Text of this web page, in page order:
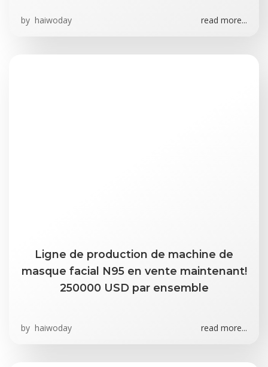
by haiwoday read more...
Ligne de production de machine de
masque facial N95 en vente maintenant!
250000 USD par ensemble
by haiwoday read more...